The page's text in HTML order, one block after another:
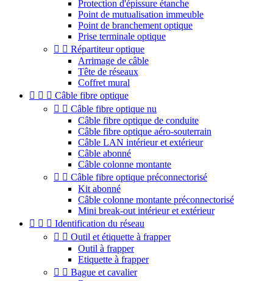
Protection d'épissure étanche
Point de mutualisation immeuble
Point de branchement optique
Prise terminale optique
  Répartiteur optique
Arrimage de câble
Tête de réseaux
Coffret mural
   Câble fibre optique
  Câble fibre optique nu
Câble fibre optique de conduite
Câble fibre optique aéro-souterrain
Câble LAN intérieur et extérieur
Câble abonné
Câble colonne montante
  Câble fibre optique préconnectorisé
Kit abonné
Câble colonne montante préconnectorisé
Mini break-out intérieur et extérieur
   Identification du réseau
  Outil et étiquette à frapper
Outil à frapper
Etiquette à frapper
  Bague et cavalier